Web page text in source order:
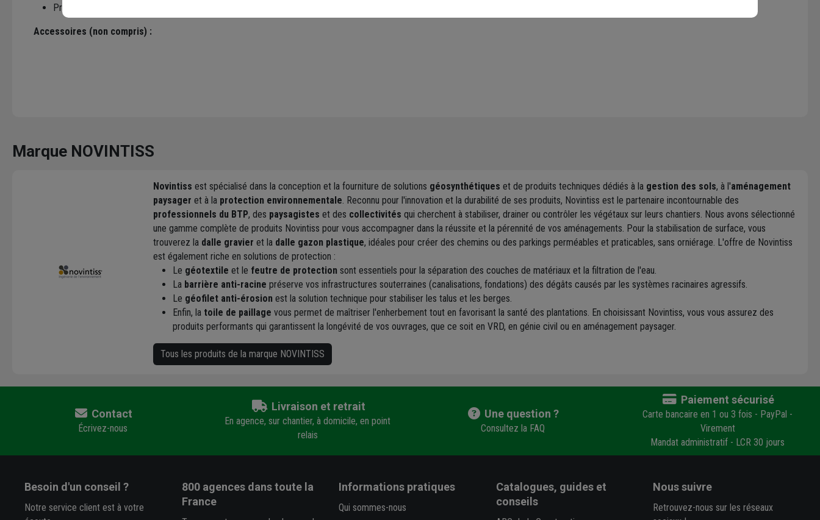
Produit insensible et résistant aux agents cryptogamiques et fongiques
Accessoires (non compris) :
Marque NOVINTISS
Novintiss est spécialisé dans la conception et la fourniture de solutions géosynthétiques et de produits techniques dédiés à la gestion des sols, à l'aménagement
paysager et à la protection environnementale . Reconnu pour l'innovation et la durabilité de ses produits, Novintiss est le partenaire incontournable des
professionnels du BTP, des paysagistes et des collectivités qui cherchent à stabiliser, drainer ou contrôler les végétaux sur leurs chantiers. Nous avons sélectionné
une gamme complète de produits Novintiss pour vous accompagner dans la réussite et la pérennité de vos aménagements. Pour la stabilisation de surface, vous
trouverez la dalle gravier et la dalle gazon plastique, idéales pour créer des chemins ou des parkings perméables et praticables, sans orniérage. L'offre de Novintiss
est également riche en solutions de protection :
Le géotextile et le feutre de protection sont essentiels pour la séparation des couches de matériaux et la filtration de l'eau.
La barrière anti-racine préserve vos infrastructures souterraines (canalisations, fondations) des dégâts causés par les systèmes racinaires agressifs.
Le géofilet anti-érosion est la solution technique pour stabiliser les talus et les berges.
Enfin, la toile de paillage vous permet de maîtriser l'enherbement tout en favorisant la santé des plantations. En choisissant Novintiss, vous vous assurez des
produits performants qui garantissent la longévité de vos ouvrages, que ce soit en VRD, en génie civil ou en aménagement paysager.
Tous les produits de la marque NOVINTISS
Contact
Écrivez-nous
Livraison et retrait
En agence, sur chantier, à domicile, en point
relais
Une question ?
Consultez la FAQ
Paiement sécurisé
Carte bancaire en 1 ou 3 fois - PayPal -
Virement
Mandat administratif - LCR 30 jours
Besoin d'un conseil ?
Notre service client est à votre
800 agencesdans toute la
France
Informations pratiques
Qui sommes-nous
Catalogues, guides et
conseils
Nous suivre
Retrouvez-nous sur les réseaux